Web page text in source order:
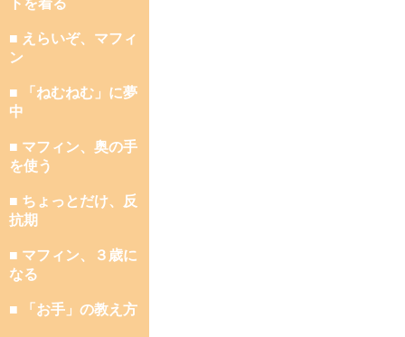
トを着る
■ えらいぞ、マフィ
ン
■ 「ねむねむ」に夢
中
■ マフィン、奥の手
を使う
■ ちょっとだけ、反
抗期
■ マフィン、３歳に
なる
■ 「お手」の教え方